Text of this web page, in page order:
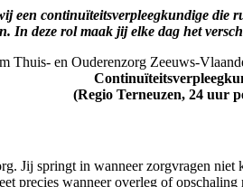
continuïteitsverpleegkundige die
In deze rol maak jij elke dag het
Thuis- en Ouderenzorg Zeeuws-
(Regio Terneuzen, 24 uur
Jij springt in wanneer zorgvragen
precies wanneer overleg of opschaling